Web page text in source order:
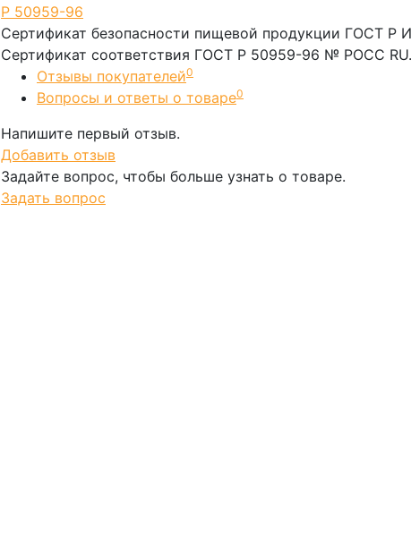
Р 50959-96
Сертификат безопасности пищевой продукции ГОСТ Р
Сертификат соответствия ГОСТ Р 50959-96 № РОСС
Отзывы покупателей0
Вопросы и ответы о товаре0
Напишите первый отзыв.
Добавить отзыв
Задайте вопрос, чтобы больше узнать о товаре.
Задать вопрос